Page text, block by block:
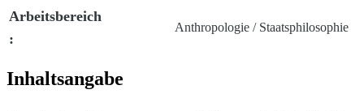
Arbeitsbereich
:
Anthropologie / Staatsphilosophie
Inhaltsangabe